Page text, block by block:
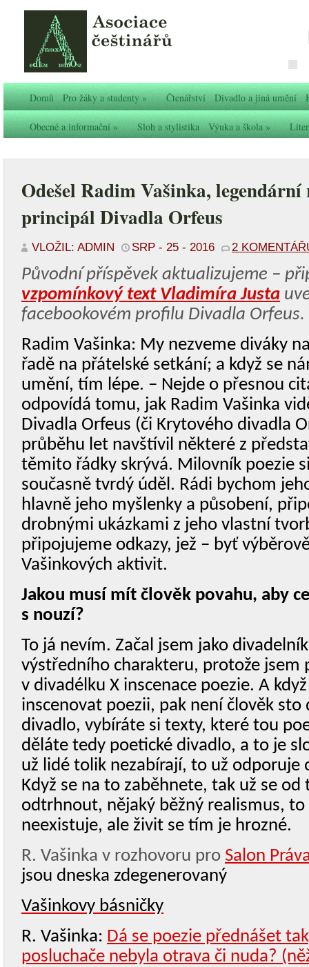
Domů Pro žáky a studenty» Čtenářství Divadlo a jiná umění
Obecné a informační» Sloh a stylistika Výuka a škola»
Odešel Radim Vašinka,
principál Divadla Orfeus
VLOŽIL: ADMIN SRP - 25 - 2016 2
Původní příspěvek aktualizujeme –
vzpomínkový text Vladimíra Justa
facebookovém profilu Divadla Orfeus.
Radim Vašinka: My nezveme diváky
řadě na přátelské setkání; a když se
umění, tím lépe. – Nejde o přesnou
odpovídá tomu, jak Radim Vašinka
Divadla Orfeus (či Krytového divadla
průběhu let navštívil některé z
těmito řádky skrývá. Milovník poezie
současně tvrdý úděl. Rádi bychom
hlavně jeho myšlenky a působení,
drobnými ukázkami z jeho vlastní
připojujeme odkazy, jež – byť
Vašinkových aktivit.
Jakou musí mít člověk povahu, aby
s nouzí?
To já nevím. Začal jsem jako
výstředního charakteru, protože jsem
v divadélku X inscenace poezie. A
inscenovat poezii, pak není člověk sto
divadlo, vybíráte si texty, které tou
děláte tedy poetické divadlo, a to je
už lidé tolik nezabírají, to už odporuje
Když se na to zaběhnete, tak už se
odtrhnout, nějaký běžný realismus, to
neexistuje, ale živit se tím je hrozné.
R. Vašinka v rozhovoru pro Salon
jsou dneska zdegenerovaný
Vašinkovy básničky
R. Vašinka: Dá se poezie přednášet
posluchače nebyla otrava či nuda?